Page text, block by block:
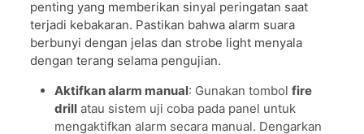
penting yang memberikan sinyal peringatan saat
terjadi kebakaran. Pastikan bahwa alarm suara
berbunyi dengan jelas dan strobe light menyala
dengan terang selama pengujian.
Aktifkan alarm manual: Gunakan tombol fire
drillatau sistem uji coba pada panel untuk
mengaktifkan alarm secara manual. Dengarkan